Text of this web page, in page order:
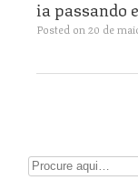
ia passando
Posted on20 de
Digite aqui